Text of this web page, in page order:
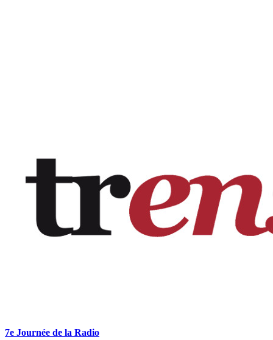
7e Journée de la Radio